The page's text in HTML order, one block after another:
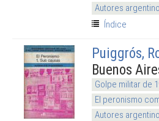
Autores
Índice
Puiggrós,
Buenos
Golpe militar de
El peronismo
Autores